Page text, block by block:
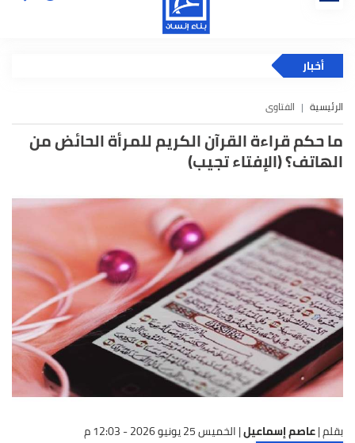
أخبار
الرئيسية الفتاوى
ما حكم قراءة القرآن الكريم للمرأة الحائض من
الهاتف؟ (الإفتاء تجيب)
بقلم |عاصم إسماعيل|الخميس 25 يونيو 2026 - 12:03 م